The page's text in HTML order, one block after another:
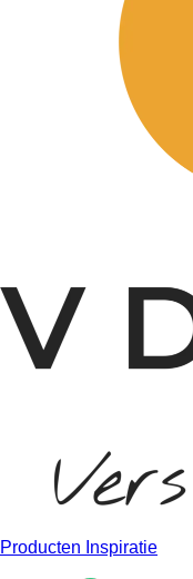
Producten Inspiratie